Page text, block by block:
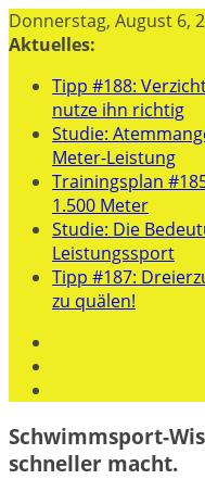
Zum
Inhalt
Donnerstag, August 6,
Aktuelles:
Tipp #188:
nutze ihn richtig
Studie:
Meter-Leistung
Trainingsplan
1.500 Meter
Studie: Die
Leistungssport
Tipp #187:
zu quälen!
Schwimmsport-
schneller macht.